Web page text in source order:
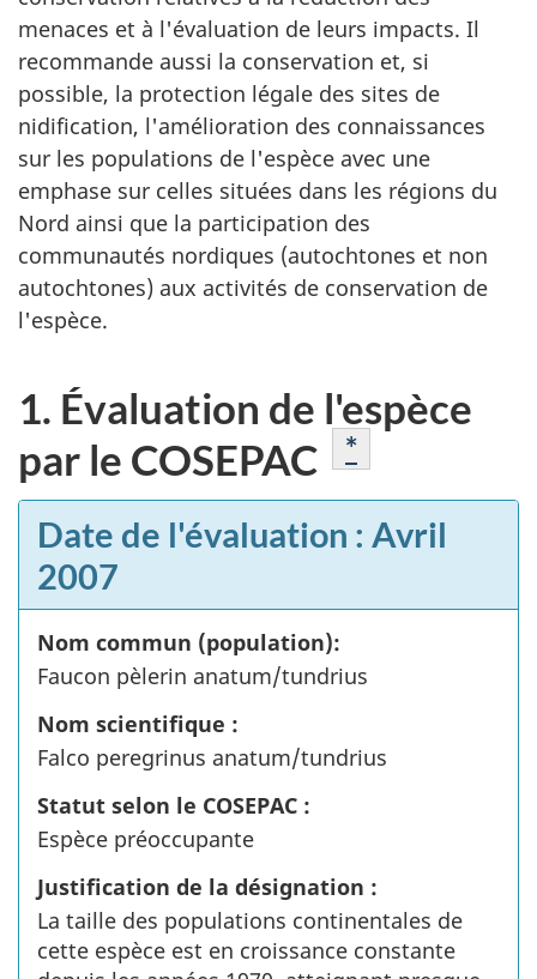
menaces et à l'évaluation de leurs impacts. Il
recommande aussi la conservation et, si
possible, la protection légale des sites de
nidification, l'amélioration des connaissances
sur les populations de l'espèce avec une
emphase sur celles situées dans les régions du
Nord ainsi que la participation des
communautés nordiques (autochtones et non
autochtones) aux activités de conservation de
l'espèce.
1. Évaluation de l'espèce
par le COSEPAC
Note de
*
Date de l'évaluation : Avril
2007
Nom commun (population):
Faucon pèlerin anatum/tundrius
Nom scientifique :
Falco peregrinus anatum/tundrius
Statut selon le COSEPAC :
Espèce préoccupante
Justification de la désignation :
La taille des populations continentales de
cette espèce est en croissance constante